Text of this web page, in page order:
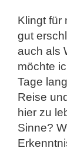
Klingt für
gut
auch als
möchte
Tage
Reise
hier zu
Sinne?